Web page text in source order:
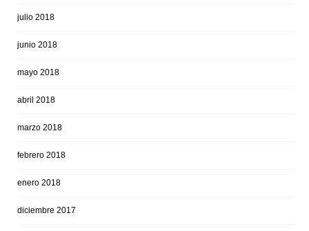
julio 2018
junio 2018
mayo 2018
abril 2018
marzo 2018
febrero 2018
enero 2018
diciembre 2017